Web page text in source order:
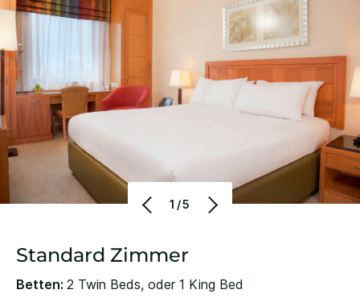
1/5
Standard Zimmer
Betten: 2 Twin Beds, oder 1 King Bed